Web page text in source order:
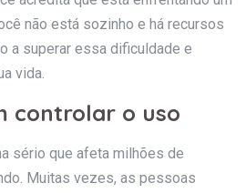
não está sozinho e há recursos
a superar essa dificuldade e
vida.
controlar o uso
sério que afeta milhões de
Muitas vezes, as pessoas